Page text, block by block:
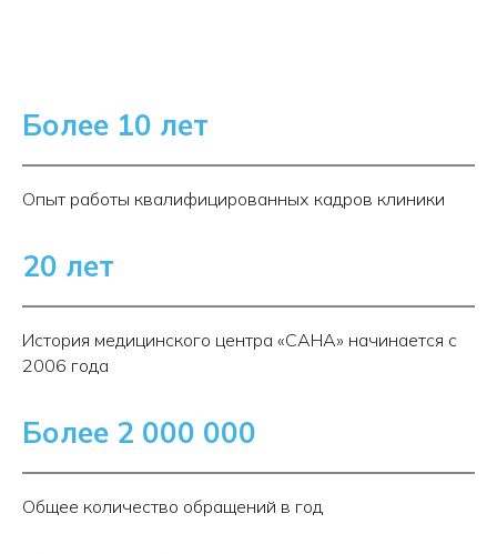
Более 10 лет
Опыт работы квалифицированных кадров клиники
20 лет
История медицинского центра «САНА» начинается с
2006 года
Более 2 000 000
Общее количество обращений в год